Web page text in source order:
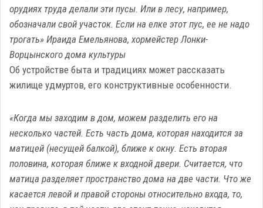
орудиях труда делали эти пусы. Или в лесу, например,
обозначали свой участок. Если на елке этот пус, ее не надо
трогать» Ираида Емельянова, хормейстер Лонки-
Ворцынского дома культуры
Об устройстве быта и традициях может рассказать
жилище удмуртов, его конструктивные особенности.
«Когда мы заходим в дом, можем разделить его на
несколько частей. Есть часть дома, которая находится за
матицей (несущей балкой), ближе к окну. Есть вторая
половина, которая ближе к входной двери. Считается, что
матица разделяет пространство дома на две части. Что же
касается левой и правой стороны относительно входа, то,